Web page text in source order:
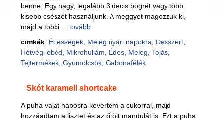
benne. Egy nagy, legalább 3 decis bögrét vagy több
kisebb csészét használjunk. A meggyet magozzuk ki,
majd a többi ... tovább
cimkék: Édességek, Meleg nyári napokra Desszert,
Hétvégi ebéd
Mikrohullám Édes, Meleg Tojás,
Tejtermékek, Gyümölcsök, Gabonafélék
Skót karamell shortcake
A puha vajat habosra kevertem a cukorral, majd
hozzáadtam a lisztet és az őrölt mandulát is. Ezt a puha